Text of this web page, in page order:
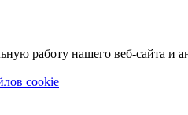
работу нашего веб-сайта и
cookie